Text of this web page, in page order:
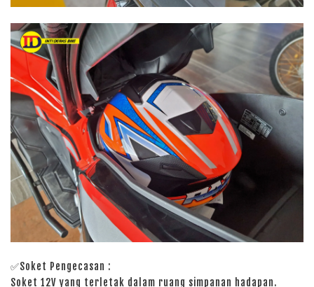
✅Soket Pengecasan :
Soket 12V yang terletak dalam ruang simpanan hadapan.